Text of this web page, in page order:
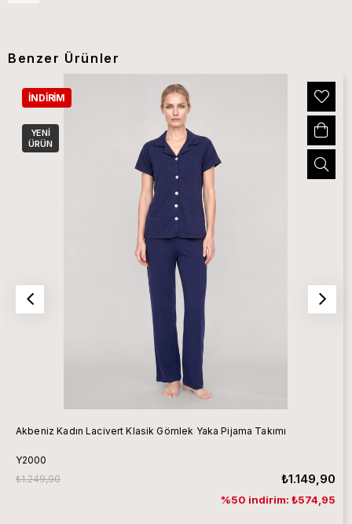
Benzer Ürünler
Akbeniz Kadın Lacivert Klasik Gömlek Yaka Pijama Takımı
Y2000
₺1.149,90
₺1.249,90
%50 indirim: ₺574,95
İNDIRIM
YENI
ÜRÜN